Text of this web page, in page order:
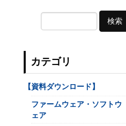
検索
カテゴリ
【資料ダウンロード】
ファームウェア・ソフトウ
ェア